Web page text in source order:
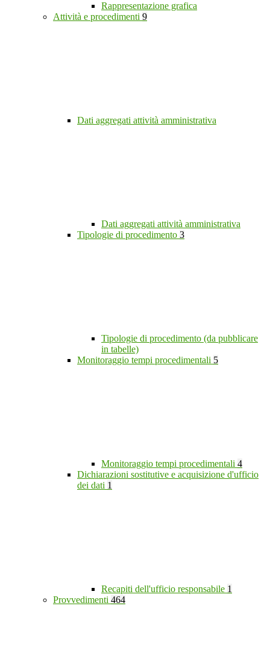
Rappresentazione grafica
Attività e procedimenti 9
Dati aggregati attività amministrativa
Dati aggregati attività amministrativa
Tipologie di procedimento 3
Tipologie di procedimento (da pubblicare
in tabelle)
Monitoraggio tempi procedimentali 5
Monitoraggio tempi procedimentali 4
Dichiarazioni sostitutive e acquisizione d'ufficio
dei dati 1
Recapiti dell'ufficio responsabile 1
Provvedimenti 464